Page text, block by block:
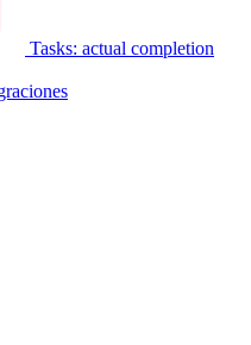
Tasks: actual completion